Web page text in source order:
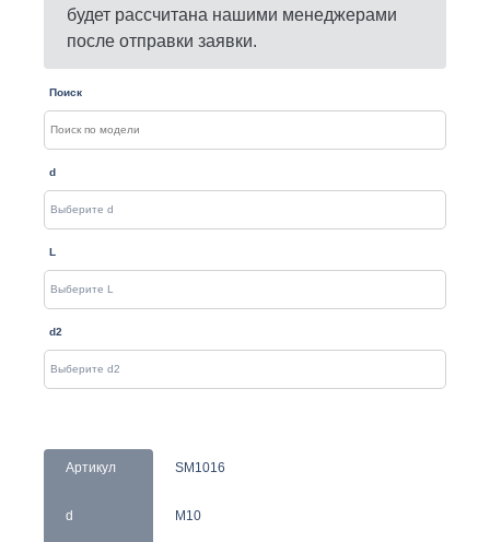
будет рассчитана нашими менеджерами
после отправки заявки.
Поиск
d
L
d2
Артикул
d
SM1016
M10